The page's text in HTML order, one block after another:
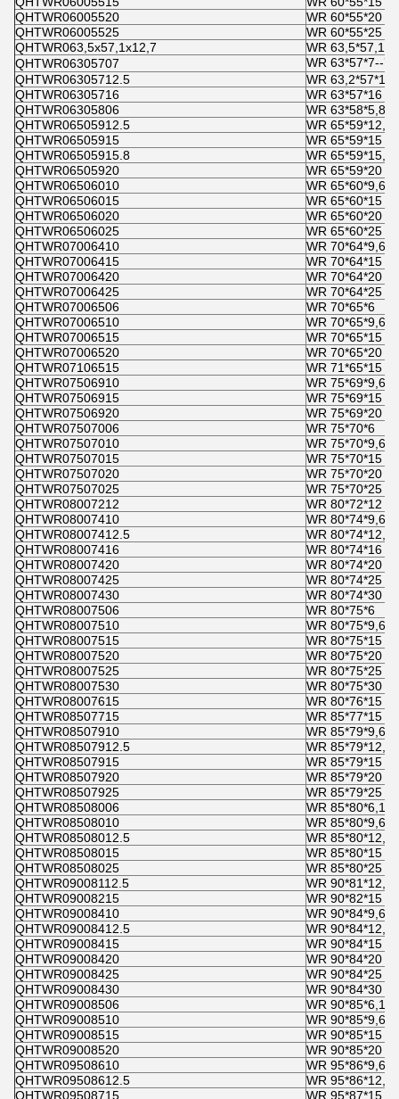
QHTWR06005520
WR 60*55*20
QHTWR06005525
WR 60*55*25
QHTWR063,5x57,1x12,7
WR
QHTWR06305707
WR 63*57*7--改
QHTWR06305712.5
WR
QHTWR06305716
WR 63*57*16
QHTWR06305806
WR 63*58*5,8
QHTWR06505912.5
WR 65*59*12,5
QHTWR06505915
WR 65*59*15
QHTWR06505915.8
WR 65*59*15,8
QHTWR06505920
WR 65*59*20
QHTWR06506010
WR 65*60*9,6
QHTWR06506015
WR 65*60*15
QHTWR06506020
WR 65*60*20
QHTWR06506025
WR 65*60*25
QHTWR07006410
WR 70*64*9,6
QHTWR07006415
WR 70*64*15
QHTWR07006420
WR 70*64*20
QHTWR07006425
WR 70*64*25
QHTWR07006506
WR 70*65*6
QHTWR07006510
WR 70*65*9,6
QHTWR07006515
WR 70*65*15
QHTWR07006520
WR 70*65*20
QHTWR07106515
WR 71*65*15
QHTWR07506910
WR 75*69*9,6
QHTWR07506915
WR 75*69*15
QHTWR07506920
WR 75*69*20
QHTWR07507006
WR 75*70*6
QHTWR07507010
WR 75*70*9,6
QHTWR07507015
WR 75*70*15
QHTWR07507020
WR 75*70*20
QHTWR07507025
WR 75*70*25
QHTWR08007212
WR 80*72*12
QHTWR08007410
WR 80*74*9,6
QHTWR08007412.5
WR 80*74*12,5
QHTWR08007416
WR 80*74*16
QHTWR08007420
WR 80*74*20
QHTWR08007425
WR 80*74*25
QHTWR08007430
WR 80*74*30
QHTWR08007506
WR 80*75*6
QHTWR08007510
WR 80*75*9,6
QHTWR08007515
WR 80*75*15
QHTWR08007520
WR 80*75*20
QHTWR08007525
WR 80*75*25
QHTWR08007530
WR 80*75*30
QHTWR08007615
WR 80*76*15
QHTWR08507715
WR 85*77*15
QHTWR08507910
WR 85*79*9,6
QHTWR08507912.5
WR 85*79*12,5
QHTWR08507915
WR 85*79*15
QHTWR08507920
WR 85*79*20
QHTWR08507925
WR 85*79*25
QHTWR08508006
WR 85*80*6,1
QHTWR08508010
WR 85*80*9,6
QHTWR08508012.5
WR 85*80*12,5
QHTWR08508015
WR 85*80*15
QHTWR08508025
WR 85*80*25
QHTWR09008112.5
WR 90*81*12,5
QHTWR09008215
WR 90*82*15
QHTWR09008410
WR 90*84*9,6
QHTWR09008412.5
WR 90*84*12,5
QHTWR09008415
WR 90*84*15
QHTWR09008420
WR 90*84*20
QHTWR09008425
WR 90*84*25
QHTWR09008430
WR 90*84*30
QHTWR09008506
WR 90*85*6,1
QHTWR09008510
WR 90*85*9,6
QHTWR09008515
WR 90*85*15
QHTWR09008520
WR 90*85*20
QHTWR09508610
WR 95*86*9,6
QHTWR09508612.5
WR 95*86*12,5
QHTWR09508715
WR 95*87*15